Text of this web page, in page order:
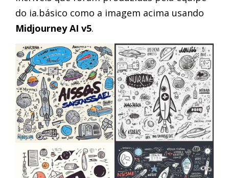
do ia.básico como a imagem acima usando
Midjourney AI v5.